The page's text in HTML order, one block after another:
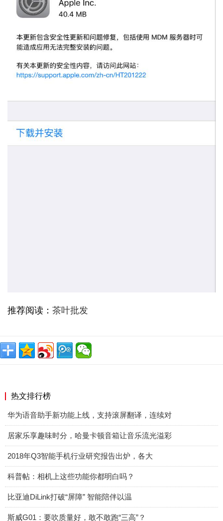
推荐阅读： 茶叶批发
热文排行榜
华为语音助手新功能上线，支持滚屏翻译，连续对
居家乐享趣味时分，哈曼卡顿音箱让音乐流光溢彩
2018年Q3智能手机行业研究报告出炉，各大
科普帖：相机上这些功能你都明白吗？
比亚迪DiLink打破“屏障” 智能陪伴以温
斯威G01：要吹质量好，敢不敢跑“三高”？